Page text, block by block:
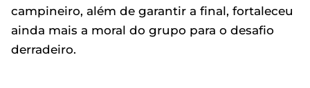
campineiro, além de garantir a final, fortaleceu
ainda mais a moral do grupo para o desafio
derradeiro.